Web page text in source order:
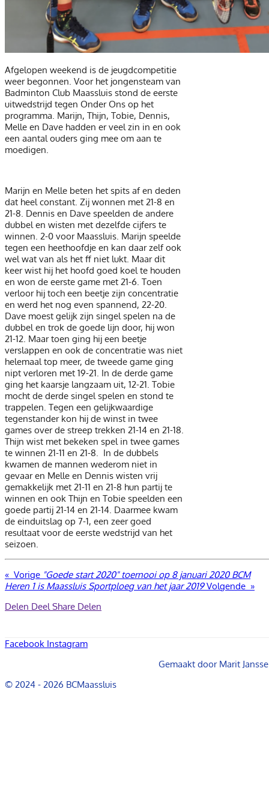
Afgelopen weekend is de jeugdcompetitie
weer begonnen. Voor het jongensteam van
Badminton Club Maassluis stond de eerste
uitwedstrijd tegen Onder Ons op het
programma. Marijn, Thijn, Tobie, Dennis,
Melle en Dave hadden er veel zin in en ook
een aantal ouders ging mee om aan te
moedigen.
Marijn en Melle beten het spits af en deden
dat heel constant. Zij wonnen met 21-8 en
21-8. Dennis en Dave speelden de andere
dubbel en wisten met dezelfde cijfers te
winnen. 2-0 voor Maassluis. Marijn speelde
tegen een heethoofdje en kan daar zelf ook
wel wat van als het ff niet lukt. Maar dit
keer wist hij het hoofd goed koel te houden
en won de eerste game met 21-6. Toen
verloor hij toch een beetje zijn concentratie
en werd het nog even spannend, 22-20.
Dave moest gelijk zijn singel spelen na de
dubbel en trok de goede lijn door, hij won
21-12. Maar toen ging hij een beetje
verslappen en ook de concentratie was niet
helemaal top meer, de tweede game ging
nipt verloren met 19-21. In de derde game
ging het kaarsje langzaam uit, 12-21. Tobie
mocht de derde singel spelen en stond te
trappelen. Tegen een gelijkwaardige
tegenstander kon hij de winst in twee
games over de streep trekken 21-14 en 21-18.
Thijn wist met bekeken spel in twee games
te winnen 21-11 en 21-8. In de dubbels
kwamen de mannen wederom niet in
gevaar en Melle en Dennis wisten vrij
gemakkelijk met 21-11 en 21-8 hun partij te
winnen en ook Thijn en Tobie speelden een
goede partij 21-14 en 21-14. Daarmee kwam
de einduitslag op 7-1, een zeer goed
resultaat voor de eerste wedstrijd van het
seizoen.
« Vorige "Goede start 2020" toernooi op 8 januari 2020 BCM
Heren 1 is Maassluis Sportploeg van het jaar 2019 Volgende »
Delen DeelShare Delen
Facebook Instagram
Gemaakt door Marit
© 2024 - 2026 BCMaassluis